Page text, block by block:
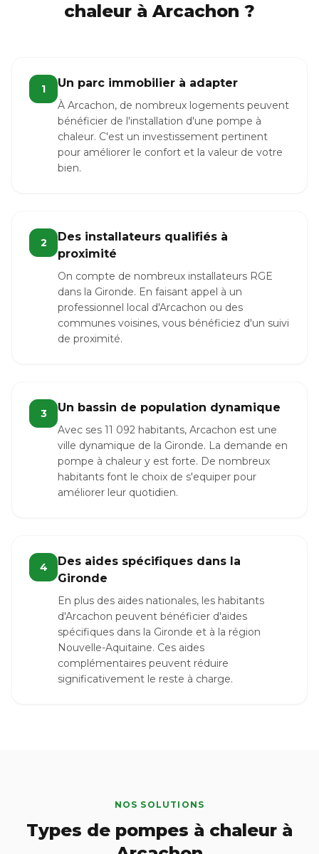
chaleur à Arcachon ?
1 Un parc immobilier à adapter
À Arcachon, de nombreux logements peuvent
bénéficier de l'installation d'une pompe à
chaleur. C'est un investissement pertinent
pour améliorer le confort et la valeur de votre
bien.
2
Des installateurs qualifiés à
proximité
On compte de nombreux installateurs RGE
dans la Gironde. En faisant appel à un
professionnel local d'Arcachon ou des
communes voisines, vous bénéficiez d'un suivi
de proximité.
3 Un bassin de population dynamique
Avec ses 11 092 habitants, Arcachon est une
ville dynamique de la Gironde. La demande en
pompe à chaleur y est forte. De nombreux
habitants font le choix de s'equiper pour
améliorer leur quotidien.
4
Des aides spécifiques dans la
Gironde
En plus des aides nationales, les habitants
d'Arcachon peuvent bénéficier d'aides
spécifiques dans la Gironde et à la région
Nouvelle-Aquitaine. Ces aides
complémentaires peuvent réduire
significativement le reste à charge.
NOS SOLUTIONS
Types de pompes à chaleur à